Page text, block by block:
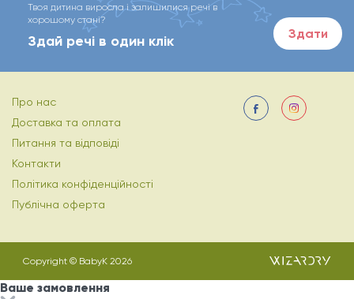
Твоя дитина виросла і залишилися речі в
хорошому стані?
Здай речі в один клік Здати
Про нас
Доставка та оплата
Питання та відповіді
Контакти
Політика конфіденційності
Публічна оферта
Copyright © BabyK 2026
Ваше замовлення